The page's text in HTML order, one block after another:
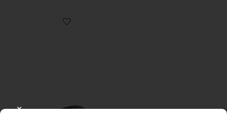
Favorite CHANCLAS